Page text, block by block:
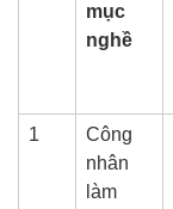
mục
nghề
1
Công
nhân
làm